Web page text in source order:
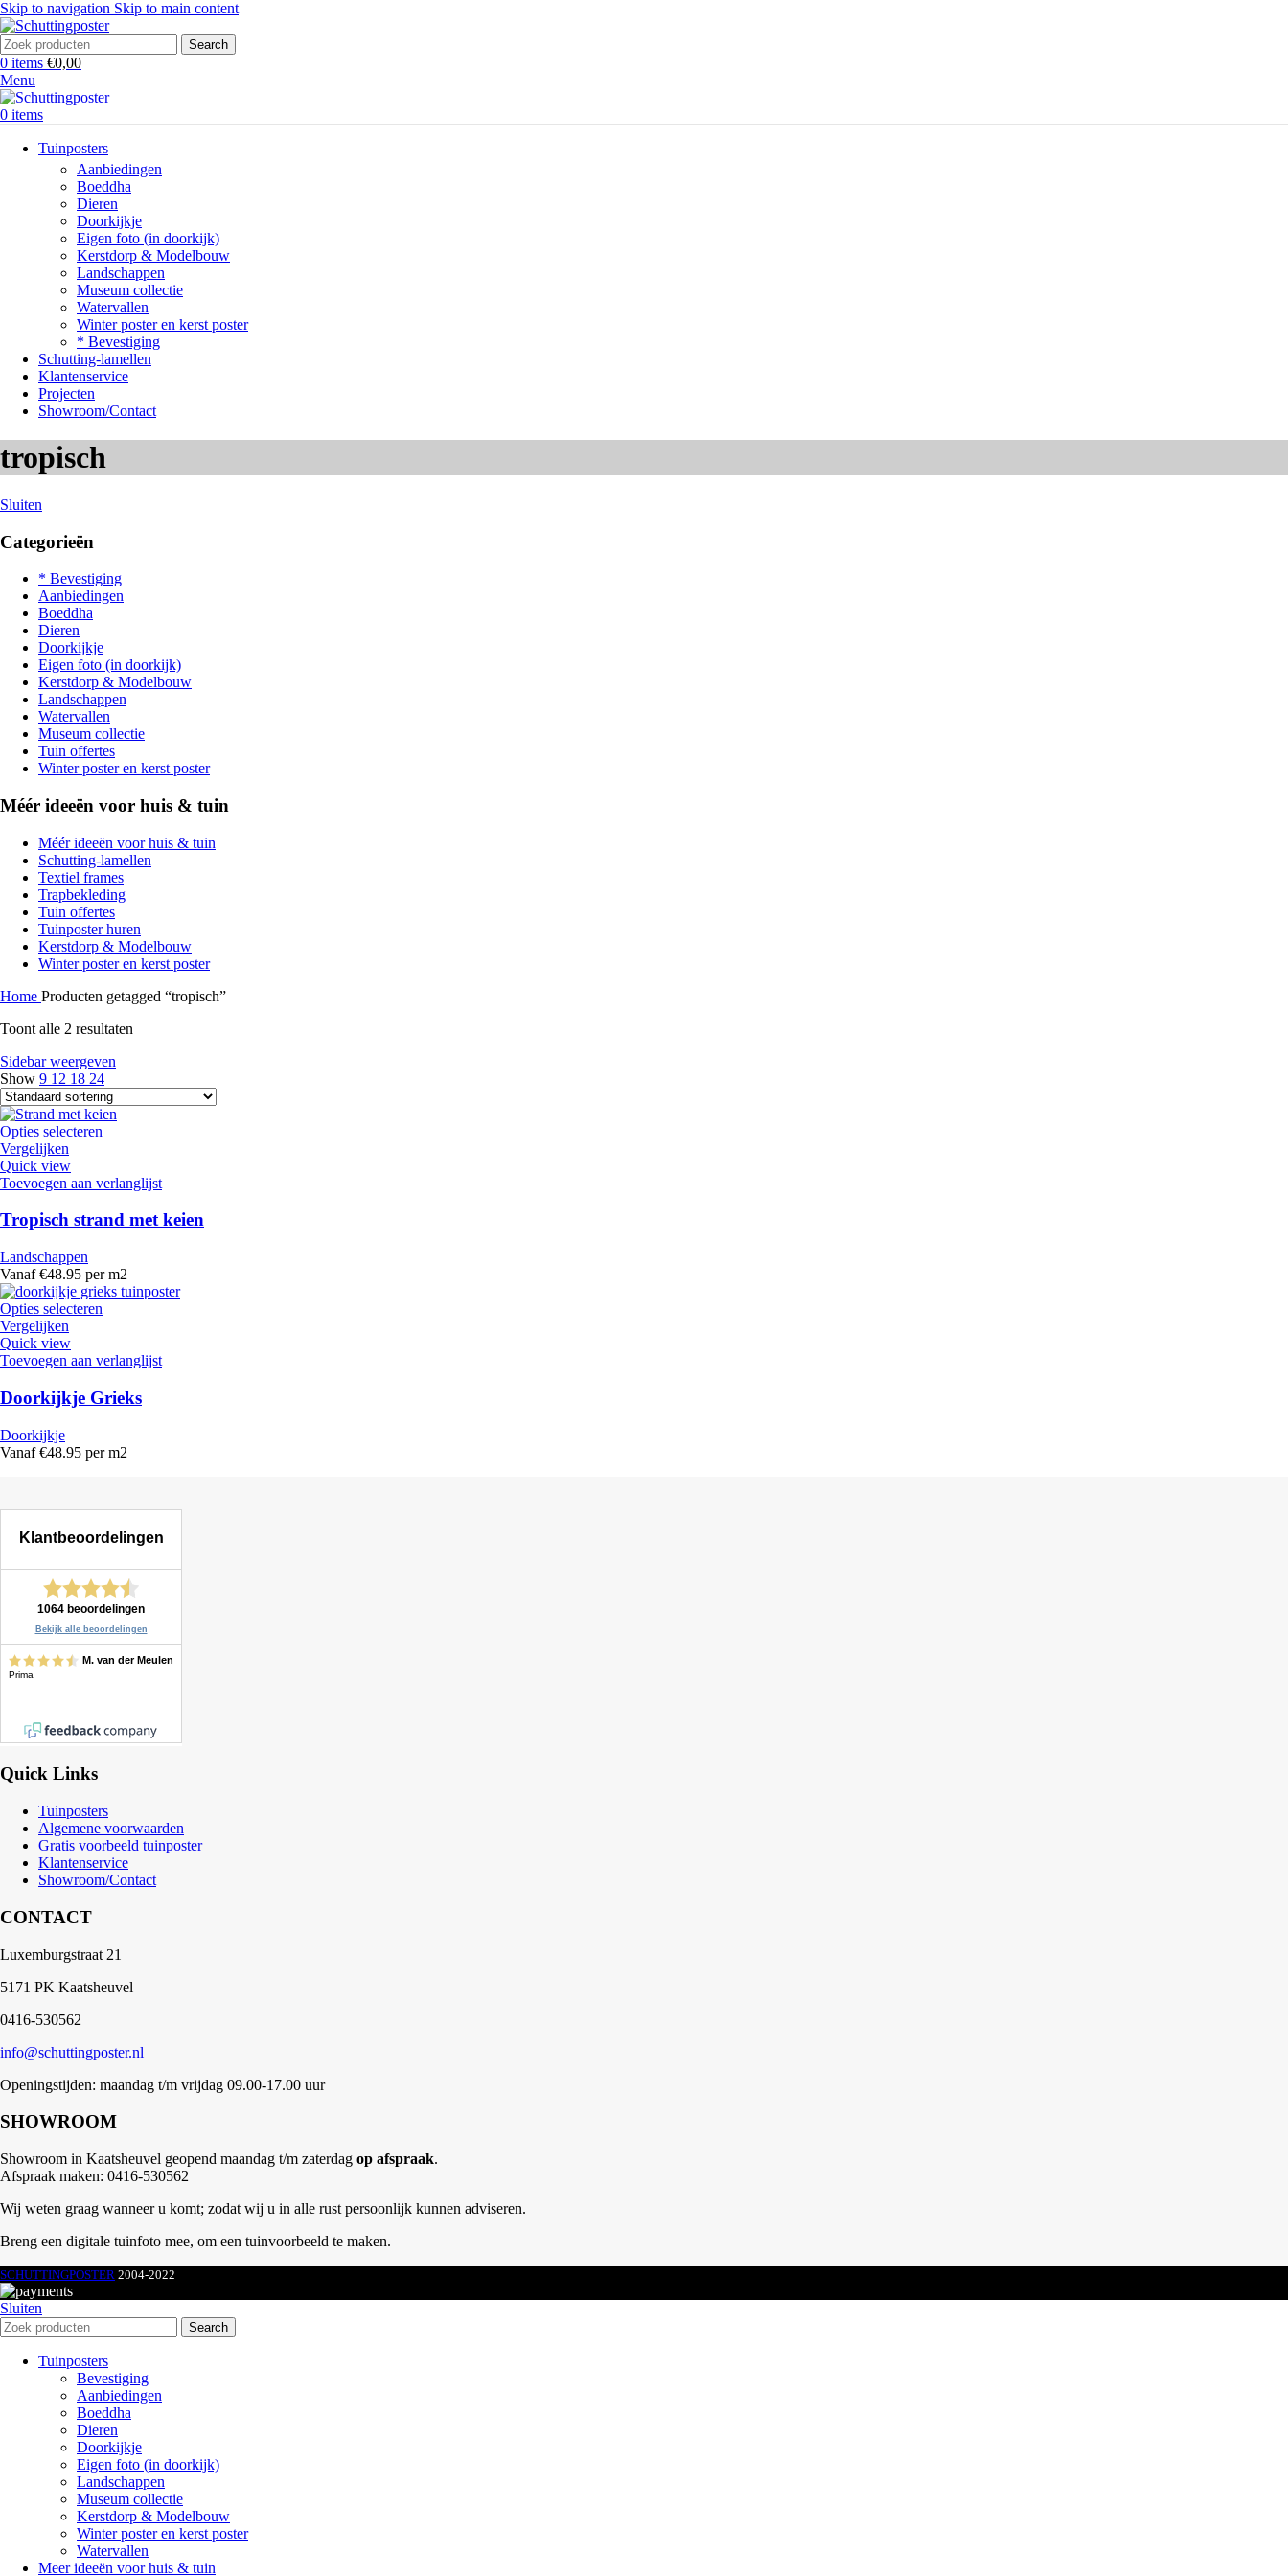
Skip to navigation Skip to main content
Search
0 items €0,00
Menu
0 items
Tuinposters
Aanbiedingen
Boeddha
Dieren
Doorkijkje
Eigen foto (in doorkijk)
Kerstdorp & Modelbouw
Landschappen
Museum collectie
Watervallen
Winter poster en kerst poster
* Bevestiging
Schutting-lamellen
Klantenservice
Projecten
Showroom/Contact
tropisch
Sluiten
Categorieën
* Bevestiging
Aanbiedingen
Boeddha
Dieren
Doorkijkje
Eigen foto (in doorkijk)
Kerstdorp & Modelbouw
Landschappen
Watervallen
Museum collectie
Tuin offertes
Winter poster en kerst poster
Méér ideeën voor huis & tuin
Méér ideeën voor huis & tuin
Schutting-lamellen
Textiel frames
Trapbekleding
Tuin offertes
Tuinposter huren
Kerstdorp & Modelbouw
Winter poster en kerst poster
Home Producten getagged “tropisch”
Toont alle 2 resultaten
Sidebar weergeven
Show 9 12 18 24
Opties selecteren
Vergelijken
Quick view
Toevoegen aan verlanglijst
Tropisch strand met keien
Landschappen
Vanaf €48.95 per m2
Opties selecteren
Vergelijken
Quick view
Toevoegen aan verlanglijst
Doorkijkje Grieks
Doorkijkje
Vanaf €48.95 per m2
Quick Links
Tuinposters
Algemene voorwaarden
Gratis voorbeeld tuinposter
Klantenservice
Showroom/Contact
CONTACT
Luxemburgstraat 21
5171 PK Kaatsheuvel
0416-530562
info@schuttingposter.nl
Openingstijden: maandag t/m vrijdag 09.00-17.00 uur
SHOWROOM
Showroom in Kaatsheuvel geopend maandag t/m zaterdag op afspraak.
Afspraak maken: 0416-530562
Wij weten graag wanneer u komt; zodat wij u in alle rust persoonlijk kunnen adviseren.
Breng een digitale tuinfoto mee, om een tuinvoorbeeld te maken.
SCHUTTINGPOSTER 2004-2022
Sluiten
Search
Tuinposters
Bevestiging
Aanbiedingen
Boeddha
Dieren
Doorkijkje
Eigen foto (in doorkijk)
Landschappen
Museum collectie
Kerstdorp & Modelbouw
Winter poster en kerst poster
Watervallen
Meer ideeën voor huis & tuin